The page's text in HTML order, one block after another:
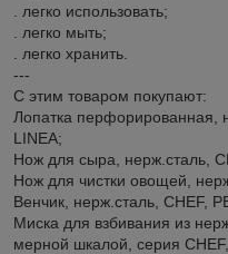
. легко использовать;
. легко мыть;
. легко хранить.
---
С этим товаром покупают:
Лопатка перфорированная,
LINEA;
Нож для сыра, нерж.сталь,
Нож для чистки овощей,
Венчик, нерж.сталь, CHEF,
Миска для взбивания из
мерной шкалой, серия